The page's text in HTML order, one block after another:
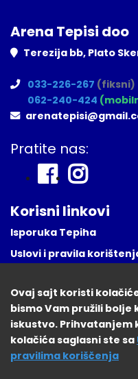
Arena Tepisi doo
Terezija bb, Plato
033-226-267 (fiksni)
062-240-424
Pratite nas:
Korisni linkovi
Isporuka Tepiha
Uslovi i pravila
Naša lokacija
Registruj se
Ovaj sajt koristi
bismo Vam pružili bolje
iskustvo. Prihvatanjem
kolačića saglasni ste sa
pravilima koriščenja